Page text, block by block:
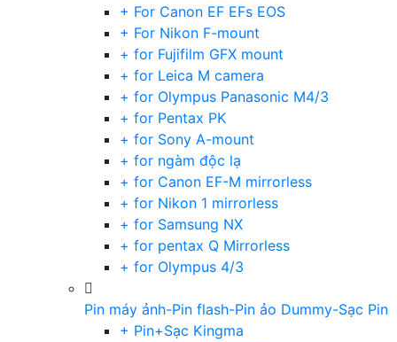
+ For Canon EF EFs EOS
+ For Nikon F-mount
+ for Fujifilm GFX mount
+ for Leica M camera
+ for Olympus Panasonic M4/3
+ for Pentax PK
+ for Sony A-mount
+ for ngàm độc lạ
+ for Canon EF-M mirrorless
+ for Nikon 1 mirrorless
+ for Samsung NX
+ for pentax Q Mirrorless
+ for Olympus 4/3
Pin máy ảnh-Pin flash-Pin ảo Dummy-Sạc Pin
+ Pin+Sạc Kingma